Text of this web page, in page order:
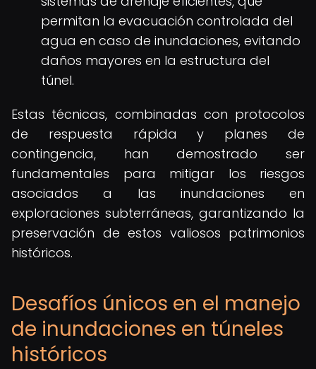
permitan la evacuación controlada del
agua en caso de inundaciones, evitando
daños mayores en la estructura del
túnel.
Estas técnicas, combinadas con protocolos
de respuesta rápida y planes de
contingencia, han demostrado ser
fundamentales para mitigar los riesgos
asociados a las inundaciones en
exploraciones subterráneas, garantizando la
preservación de estos valiosos patrimonios
históricos.
Desafíos únicos en el manejo
de inundaciones en túneles
históricos